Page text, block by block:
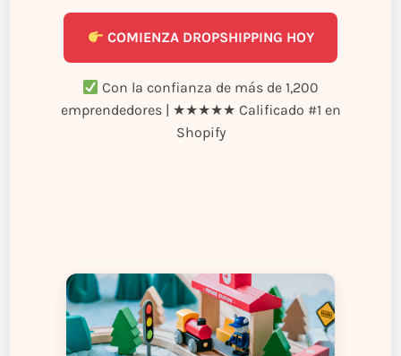
COMIENZA DROPSHIPPING HOY
Con la confianza de más de 1,200
emprendedores | ★★★★★ Calificado #1 en
Shopify